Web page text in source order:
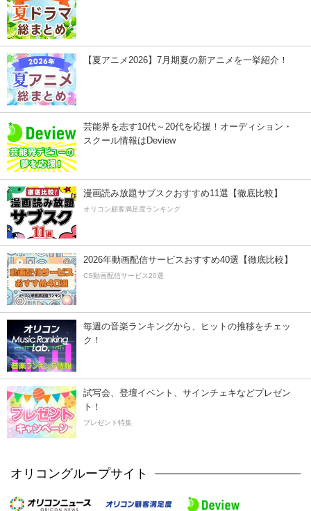
【夏アニメ2026】7月期夏の新アニメを一挙紹介！
芸能界を志す10代～20代を応援！オーディション・
スクール情報はDeview
漫画読み放題サブスクおすすめ11選【徹底比較】
オリコン顧客満足度ランキング
2026年動画配信サービスおすすめ40選【徹底比較】
CS動画配信サービス20選
毎週の音楽ランキングから、ヒットの推移をチェッ
ク！
試写会、登壇イベント、サインチェキなどプレゼン
ト！
プレゼント特集
オリコングループサイト